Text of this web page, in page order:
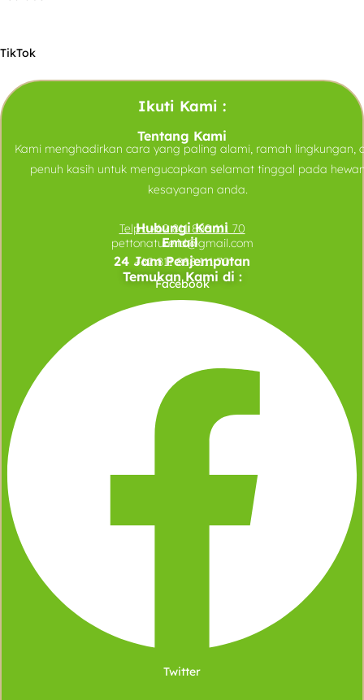
TikTok
Ikuti Kami :
Tentang Kami
Kami menghadirkan cara yang paling alami, ramah lingkungan,
penuh kasih untuk mengucapkan selamat tinggal pada
kesayangan anda.
Hubungi Kami
Telp :+62 811 888 111 70
Email
pettonature.id@gmail.com
24 Jam Penjemputan
+62 811 888 111 70
Temukan Kami di :
Facebook
Twitter